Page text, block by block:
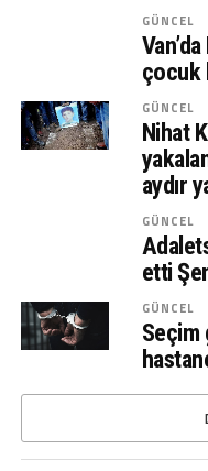
GÜNCEL
çocuk
GÜNCEL
Nihat
aydır
GÜNCEL
etti
GÜNCEL
Seçim